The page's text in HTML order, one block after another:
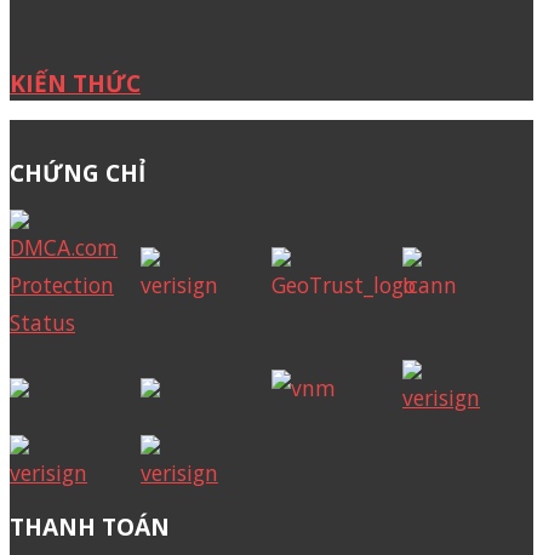
KIẾN THỨC
CHỨNG CHỈ
THANH TOÁN